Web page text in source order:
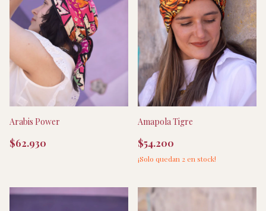
Arabis Power
$62.930
Amapola Tigre
$54.200
¡Solo quedan 2en stock!